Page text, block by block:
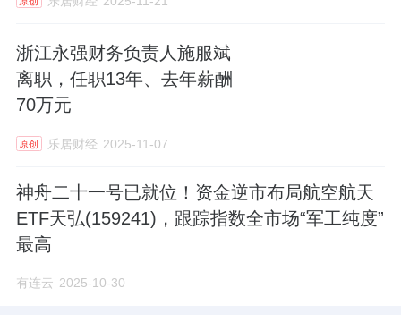
业务增长相对平稳。这种"靠拆迁吃饭"的模式
难以持续。若剔除两项非经常性损益，2024年
192%，更接近行业平均水平。
浙江永强财务负责人施服斌
离职，任职13年、去年薪酬
70万元
原创 乐居财经 2025-11-07
神舟二十一号已就位！资金逆市布局航空航天
ETF天弘(159241)，跟踪指数全市场“军工纯度”
最高
有连云 2025-10-30